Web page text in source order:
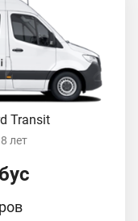
Transit
лет